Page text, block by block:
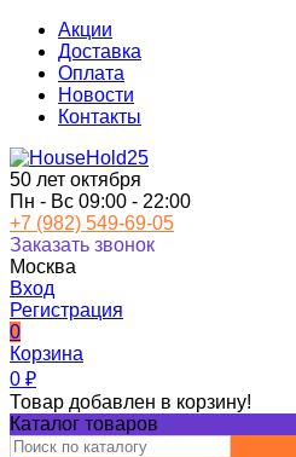
Акции
Доставка
Оплата
Новости
Контакты
50 лет октября
Пн - Вс 09:00 - 22:00
+7 (982) 549-69-05
Заказать звонок
Москва
Вход
Регистрация
0
Корзина
0 ₽
Товар добавлен в корзину!
Каталог товаров